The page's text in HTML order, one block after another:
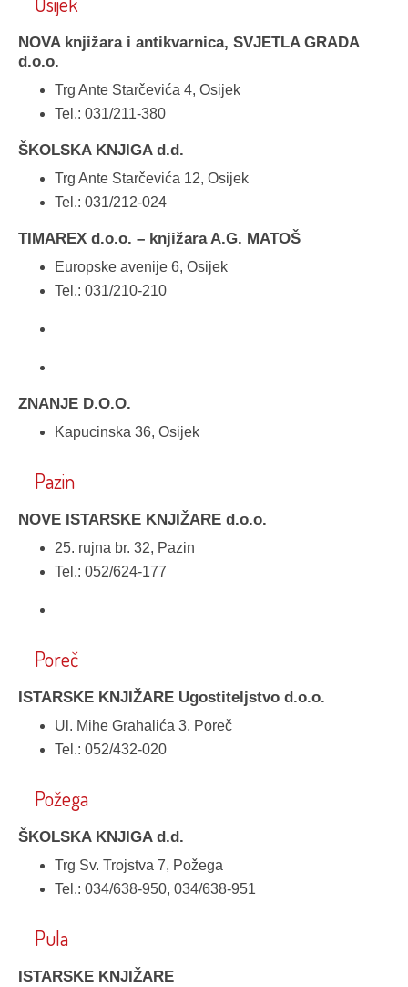
NOVA knjižara i antikvarnica, SVJETLA GRADA
d.o.o.
Trg Ante Starčevića 4, Osijek
Tel.: 031/211-380
ŠKOLSKA KNJIGA d.d.
Trg Ante Starčevića 12, Osijek
Tel.: 031/212-024
TIMAREX d.o.o. – knjižara A.G. MATOŠ
Europske avenije 6, Osijek
Tel.: 031/210-210
ZNANJE D.O.O.
Kapucinska 36, Osijek
Pazin
NOVE ISTARSKE KNJIŽARE d.o.o.
25. rujna br. 32, Pazin
Tel.: 052/624-177
Poreč
ISTARSKE KNJIŽARE Ugostiteljstvo d.o.o.
Ul. Mihe Grahalića 3, Poreč
Tel.: 052/432-020
Požega
ŠKOLSKA KNJIGA d.d.
Trg Sv. Trojstva 7, Požega
Tel.: 034/638-950, 034/638-951
Pula
ISTARSKE KNJIŽARE